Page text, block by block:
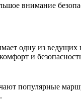
внимание
одну из ведущих
и
популярные